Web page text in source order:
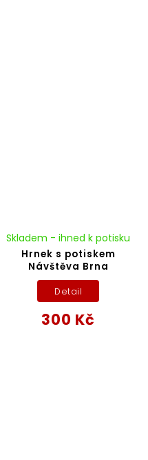
Hrnek s potiskem
Návštěva Brna
Skladem - ihned k potisku
300 Kč
Detail